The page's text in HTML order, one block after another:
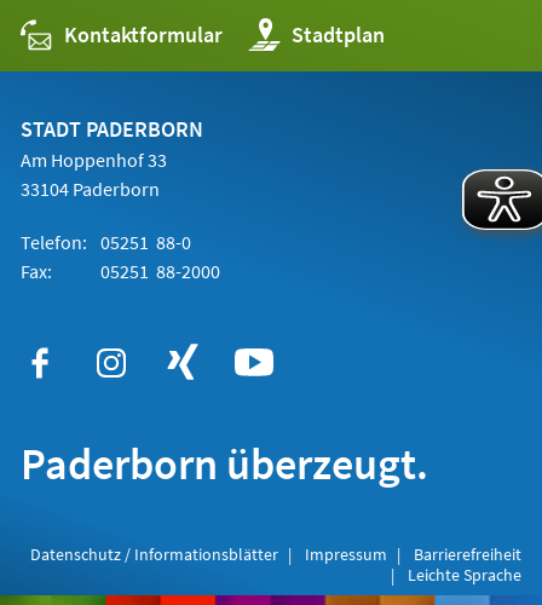
Kontaktformular Stadtplan
(Öffnet
in
einem
STADT PADERBORN
Am Hoppenhof 33
33104 Paderborn
Telefon: 05251 88-0
Fax:
05251 88-2000
Paderborn überzeugt.
Datenschutz / Informationsblätter Impressum
Barrierefreiheit
Leichte Sprache